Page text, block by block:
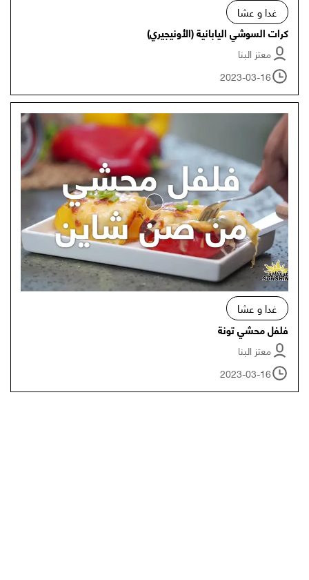
غدا و عشا
كرات السوشي اليابانية (الأونيجيري)
معتز البنا
2023-03-16
غدا و عشا
فلفل محشي تونة
معتز البنا
2023-03-16